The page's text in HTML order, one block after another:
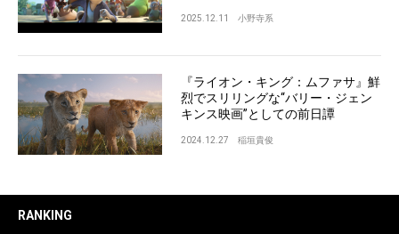
2025.12.11 小野寺系
『ライオン・キング：ムファサ』鮮
烈でスリリングな“バリー・ジェン
キンス映画”としての前日譚
2024.12.27 稲垣貴俊
RANKING